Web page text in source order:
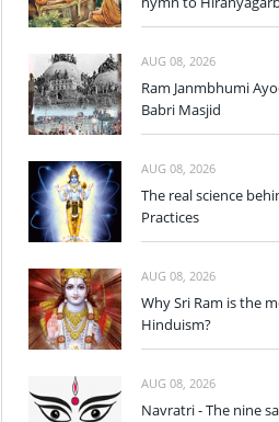
AUG 08, 2026
Ram Janmbhumi
Babri Masjid
AUG 08, 2026
The real science
Practices
AUG 08, 2026
Why Sri Ram is the
Hinduism?
AUG 08, 2026
Navratri - The nine